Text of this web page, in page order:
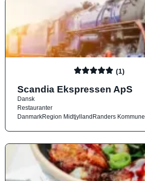
(1)
Scandia Ekspressen ApS
Dansk
Restauranter
DanmarkRegion MidtjyllandRanders Kommune